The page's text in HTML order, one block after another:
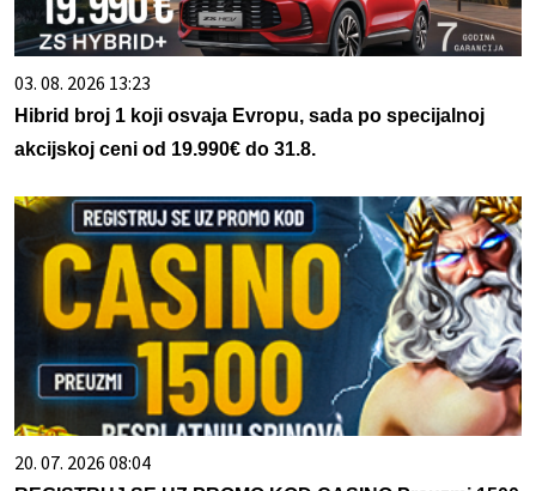
03. 08. 2026 13:23
Hibrid broj 1 koji osvaja Evropu, sada po specijalnoj
akcijskoj ceni od 19.990€ do 31.8.
20. 07. 2026 08:04